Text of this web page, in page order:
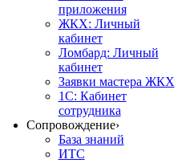
приложения
ЖКХ: Личный
кабинет
Ломбард: Личный
кабинет
Заявки мастера ЖКХ
1С: Кабинет
сотрудника
Сопровождение›
База знаний
ИТС